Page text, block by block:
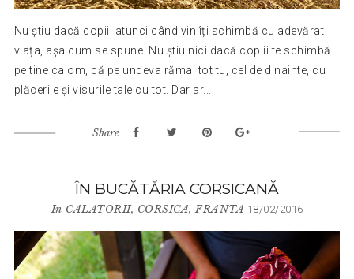
Nu știu dacă copiii atunci când vin îți schimbă cu adevărat
viața, așa cum se spune. Nu știu nici dacă copiii te schimbă
pe tine ca om, că pe undeva rămai tot tu, cel de dinainte, cu
plăcerile și visurile tale cu tot. Dar ar...
Share
ÎN BUCĂTĂRIA CORSICANĂ
In CALATORII, CORSICA,FRANTA 18/02/2016